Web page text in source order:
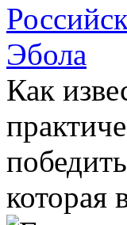
Эбола
Как
которая